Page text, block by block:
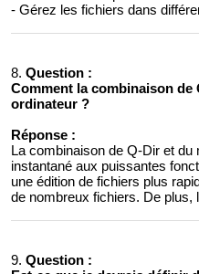
- Gérez les fichiers dans
8. Question :
Comment ​​la combinaison
ordinateur ?
Réponse :
La combinaison de Q-Dir et
instantané aux puissantes
une édition de fichiers plus
de nombreux fichiers. De
9. Question :